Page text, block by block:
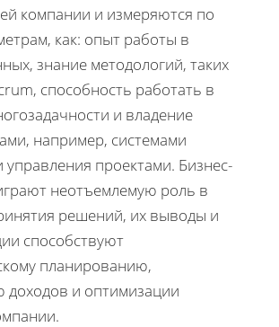
компании и измеряются по
как: опыт работы в
знание методологий, таких
способность работать в
и владение
например, системами
управления проектами. Бизнес-
неотъемлемую роль в
решений, их выводы и
способствуют
планированию,
доходов и оптимизации